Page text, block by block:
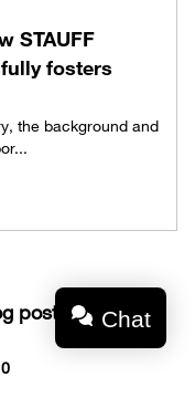
STAUFF
fosters
the background and
Chat